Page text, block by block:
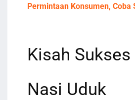
Permintaan Konsumen, Coba
Kisah Sukses
Nasi Uduk